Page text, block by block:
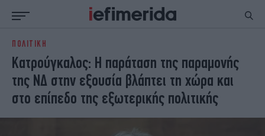
ΕΙΔΗΣΕΙΣ
NON PAPER
ΕΛΛΑΔΑ
ΟΙΚΟΝΟΜΙΑ
ΚΟΣΜΟΣ
ΠΟΛΙΤΙΣΜΟΣ
ΠΑΝΕΛΛΗΝΙΕΣ
ΖΩΗ
ΣΠΟΡ
ΠΟΛΙΤΙΚΗ
Κατρούγκαλος: Η παράταση της παραμονής
της ΝΔ στην εξουσία βλάπτει τη χώρα και
στο επίπεδο της εξωτερικής πολιτικής